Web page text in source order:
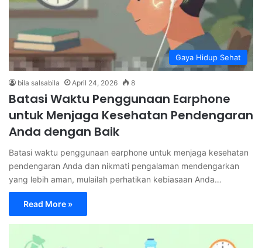
Gaya Hidup Sehat
bila salsabila April 24, 2026 8
Batasi Waktu Penggunaan Earphone
untuk Menjaga Kesehatan Pendengaran
Anda dengan Baik
Batasi waktu penggunaan earphone untuk menjaga kesehatan
pendengaran Anda dan nikmati pengalaman mendengarkan
yang lebih aman, mulailah perhatikan kebiasaan Anda…
Read More »